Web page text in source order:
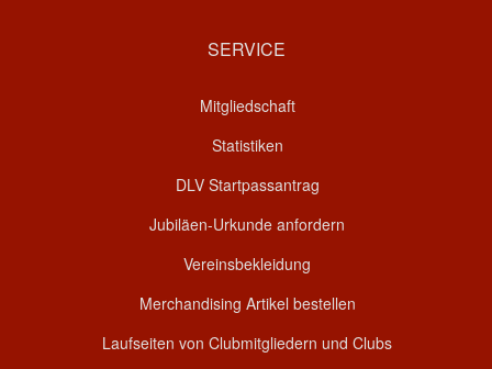
SERVICE
Mitgliedschaft
Statistiken
DLV Startpassantrag
Jubiläen-Urkunde anfordern
Vereinsbekleidung
Merchandising Artikel bestellen
Laufseiten von Clubmitgliedern und Clubs